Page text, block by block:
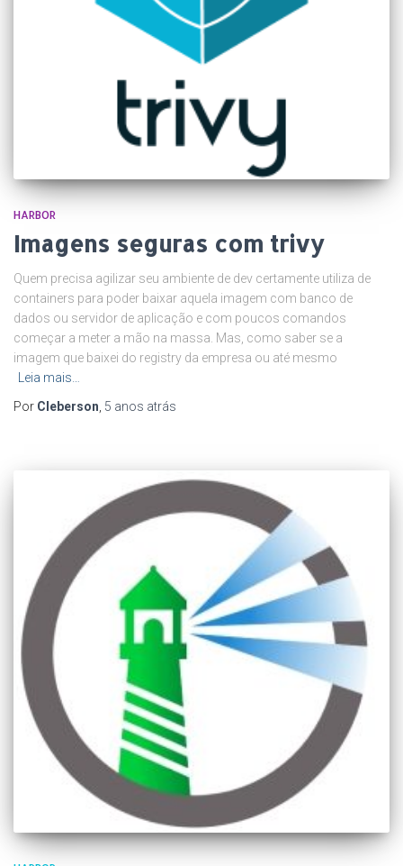
HARBOR
Imagens seguras com trivy
Quem precisa agilizar seu ambiente de dev certamente utiliza de
containers para poder baixar aquela imagem com banco de
dados ou servidor de aplicação e com poucos comandos
começar a meter a mão na massa. Mas, como saber se a
imagem que baixei do registry da empresa ou até mesmo
Leia mais…
Por Cleberson, 5 anos atrás